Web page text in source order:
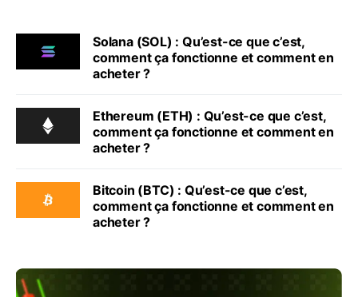
Solana (SOL) : Qu’est-ce que c’est,
comment ça fonctionne et comment en
acheter ?
Ethereum (ETH) : Qu’est-ce que c’est,
comment ça fonctionne et comment en
acheter ?
Bitcoin (BTC) : Qu’est-ce que c’est,
comment ça fonctionne et comment en
acheter ?